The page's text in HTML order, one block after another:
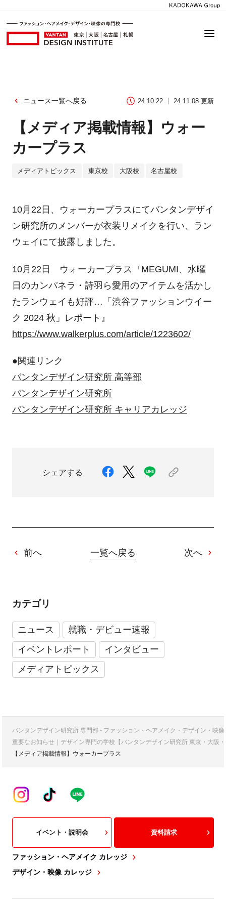
ニュース一覧へ戻る 24.10.22 24.11.08 更新
【メディア掲載情報】ウォー
カープラス
メディアトピックス 東京校 大阪校 名古屋校
10月22日、ウォーカープラスにてバンタンデザイ
ン研究所のメンバーが衣装リメイクを行い、ラン
ウェイにて披露しました。
10月22日 ウォーカープラス『MEGUMI、水曜
日のカンパネラ・詩羽ら愛用のアイテムを活かし
たランウェイも好評…「渋谷ファッションウイー
ク 2024 秋」レポート』
https://www.walkerplus.com/article/1223602/
●関連リンク
バンタンデザイン研究所 高等部
バンタンデザイン研究所
バンタンデザイン研究所 キャリアカレッジ
シェアする
前へ 一覧へ戻る 次へ
カテゴリ
ニュース
就職・デビュー速報
イベントレポート
インタビュー
メディアトピックス
バンタンデザイン研究所 専門部 - ファッション・ヘアメイク・デザイン・映
重要なお知らせ｜デザイン専門の学校【バンタンデザイン研究所 東京・大阪
【メディア掲載情報】ウォーカープラス
ファッション・ヘアメイク カレッジ
デザイン・映像 カレッジ
イベント・説明会 資料請求